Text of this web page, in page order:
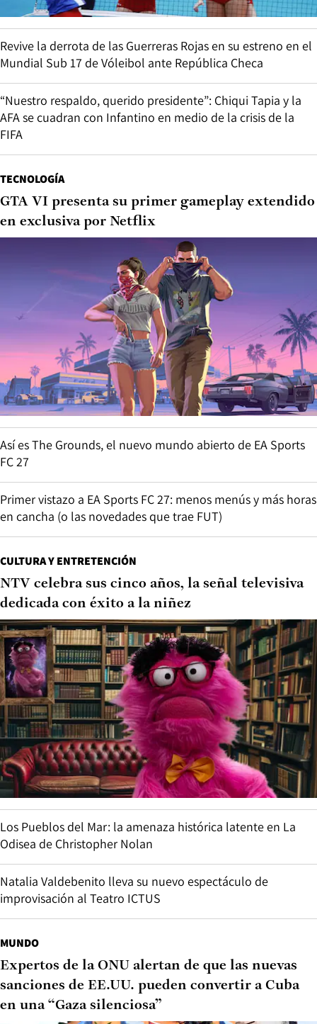
Revive la derrota de las Guerreras Rojas en su estreno en el
Mundial Sub 17 de Vóleibol ante República Checa
“Nuestro respaldo, querido presidente”: Chiqui Tapia y la
AFA se cuadran con Infantino en medio de la crisis de la
FIFA
TECNOLOGÍA
GTA VI presenta su primer gameplay extendido
en exclusiva por Netflix
Así es The Grounds, el nuevo mundo abierto de EA Sports
FC 27
Primer vistazo a EA Sports FC 27: menos menús y más horas
en cancha (o las novedades que trae FUT)
CULTURA Y ENTRETENCIÓN
NTV celebra sus cinco años, la señal televisiva
dedicada con éxito a la niñez
Los Pueblos del Mar: la amenaza histórica latente en La
Odisea de Christopher Nolan
Natalia Valdebenito lleva su nuevo espectáculo de
improvisación al Teatro ICTUS
MUNDO
Expertos de la ONU alertan de que las nuevas
sanciones de EE.UU. pueden convertir a Cuba
en una “Gaza silenciosa”